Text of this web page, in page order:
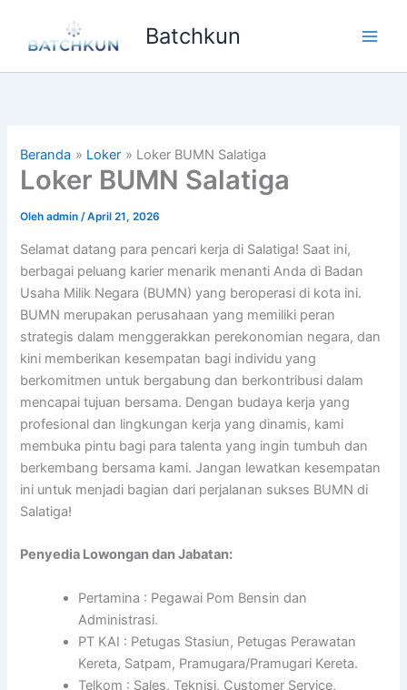
konten
Batchkun
Beranda Loker Loker BUMN Salatiga
Loker BUMN Salatiga
Olehadmin/April 21, 2026
Selamat datang para pencari kerja di Salatiga! Saat ini,
berbagai peluang karier menarik menanti Anda di Badan
Usaha Milik Negara (BUMN) yang beroperasi di kota ini.
BUMN merupakan perusahaan yang memiliki peran
strategis dalam menggerakkan perekonomian negara, dan
kini memberikan kesempatan bagi individu yang
berkomitmen untuk bergabung dan berkontribusi dalam
mencapai tujuan bersama. Dengan budaya kerja yang
profesional dan lingkungan kerja yang dinamis, kami
membuka pintu bagi para talenta yang ingin tumbuh dan
berkembang bersama kami. Jangan lewatkan kesempatan
ini untuk menjadi bagian dari perjalanan sukses BUMN di
Salatiga!
Penyedia Lowongan dan Jabatan:
Pertamina : Pegawai Pom Bensin dan
Administrasi.
PT KAI : Petugas Stasiun, Petugas Perawatan
Kereta, Satpam, Pramugara/Pramugari Kereta.
Telkom : Sales, Teknisi, Customer Service,